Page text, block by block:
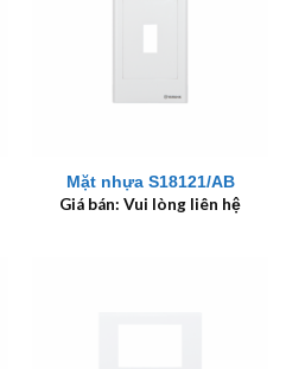
Mặt nhựa S18121/AB
Giá bán: Vui lòng liên hệ